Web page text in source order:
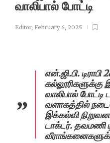
வாலிபால் போட்டி
Editor, February 6, 2025
என்.ஜி.பி.
வாலிபால் போட்டி
வளாகத்தில்
இக்கல்வி
டாக்டர். தவமணி